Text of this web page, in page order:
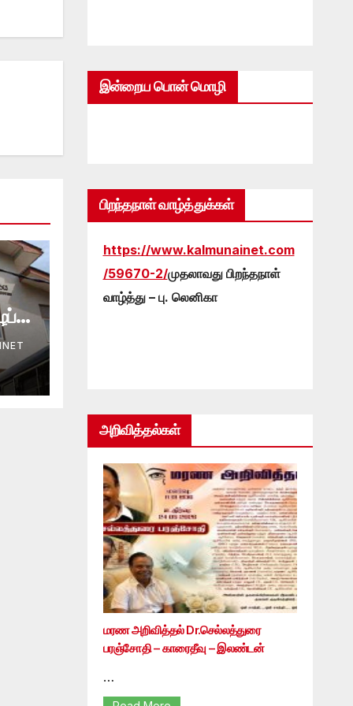
இன்றைய பொன் மொழி
பிறந்தநாள் வாழ்த்துக்கள்
https://www.kalmunainet.com
/59670-2/முதலாவது பிறந்தநாள்
வாழ்த்து – பு. லெனிகா
அறிவித்தல்கள்
மரண அறிவித்தல் Dr.செல்லத்துரை
பரஞ்சோதி – காரைதீவு – இலண்டன்
…